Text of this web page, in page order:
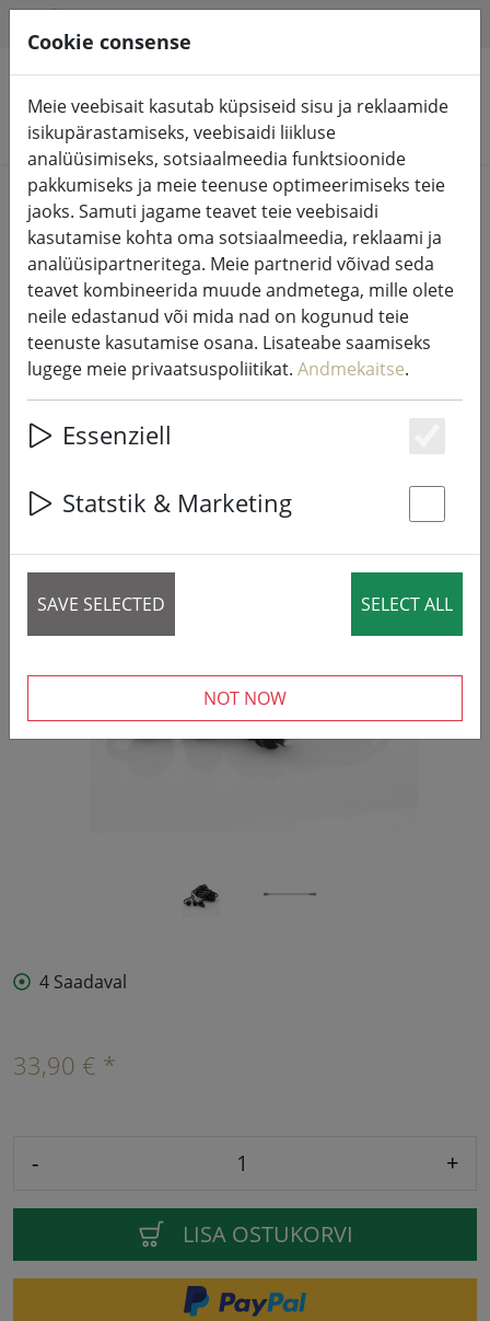
Otsi tooteid
Home
Muinasjututuled ja valgustus
Muinasjututuled
Sirius Tech-Line muinasjututulede
pikendus 230V 15 m must
4 Saadaval
33,90 € *
- +
LISA OSTUKORVI
Cookie consense
Meie veebisait kasutab küpsiseid sisu ja reklaamide
isikupärastamiseks, veebisaidi liikluse
analüüsimiseks, sotsiaalmeedia funktsioonide
pakkumiseks ja meie teenuse optimeerimiseks teie
jaoks. Samuti jagame teavet teie veebisaidi
kasutamise kohta oma sotsiaalmeedia, reklaami ja
analüüsipartneritega. Meie partnerid võivad seda
teavet kombineerida muude andmetega, mille olete
neile edastanud või mida nad on kogunud teie
teenuste kasutamise osana. Lisateabe saamiseks
lugege meie privaatsuspoliitikat. Andmekaitse.
Essenziell
Statstik & Marketing
SAVE SELECTED SELECT ALL
NOT NOW